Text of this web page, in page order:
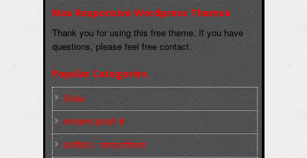
Max Responsive Wordpress Themse
Thank you for using this free theme. If you have
questions, please feel free contact.
Popular Categories
Slider
कारख़ाना इलाक़ों से
फ़ासीवाद / साम्‍प्रदायिकता